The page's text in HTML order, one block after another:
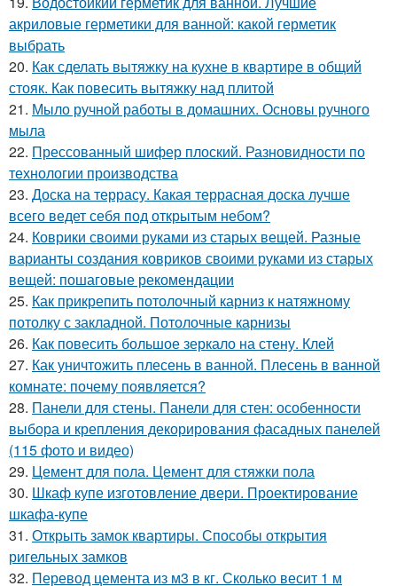
акриловые герметики для ванной: какой герметик
выбрать
20. Как сделать вытяжку на кухне в квартире в общий
стояк. Как повесить вытяжку над плитой
21. Мыло ручной работы в домашних. Основы ручного
мыла
22. Прессованный шифер плоский. Разновидности по
технологии производства
23. Доска на террасу. Какая террасная доска лучше
всего ведет себя под открытым небом?
24. Коврики своими руками из старых вещей. Разные
варианты создания ковриков своими руками из старых
вещей: пошаговые рекомендации
25. Как прикрепить потолочный карниз к натяжному
потолку с закладной. Потолочные карнизы
26. Как повесить большое зеркало на стену. Клей
27. Как уничтожить плесень в ванной. Плесень в ванной
комнате: почему появляется?
28. Панели для стены. Панели для стен: особенности
выбора и крепления декорирования фасадных панелей
(115 фото и видео)
29. Цемент для пола. Цемент для стяжки пола
30. Шкаф купе изготовление двери. Проектирование
шкафа-купе
31. Открыть замок квартиры. Способы открытия
ригельных замков
32. Перевод цемента из м3 в кг. Сколько весит 1 м